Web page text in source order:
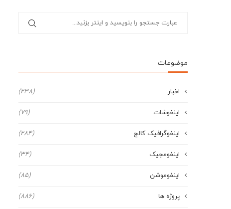
موضوعات
اخبار (238)
اینفوشات (79)
اینفوگرافیک کالج (284)
اینفومجیک (34)
اینفوموشن (85)
پروژه ها (886)